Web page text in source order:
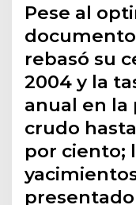
Pese al
rebasó su
2004 y la
anual en la
crudo
por ciento;